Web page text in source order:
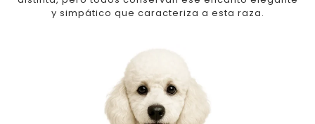
y simpático que caracteriza a esta raza.